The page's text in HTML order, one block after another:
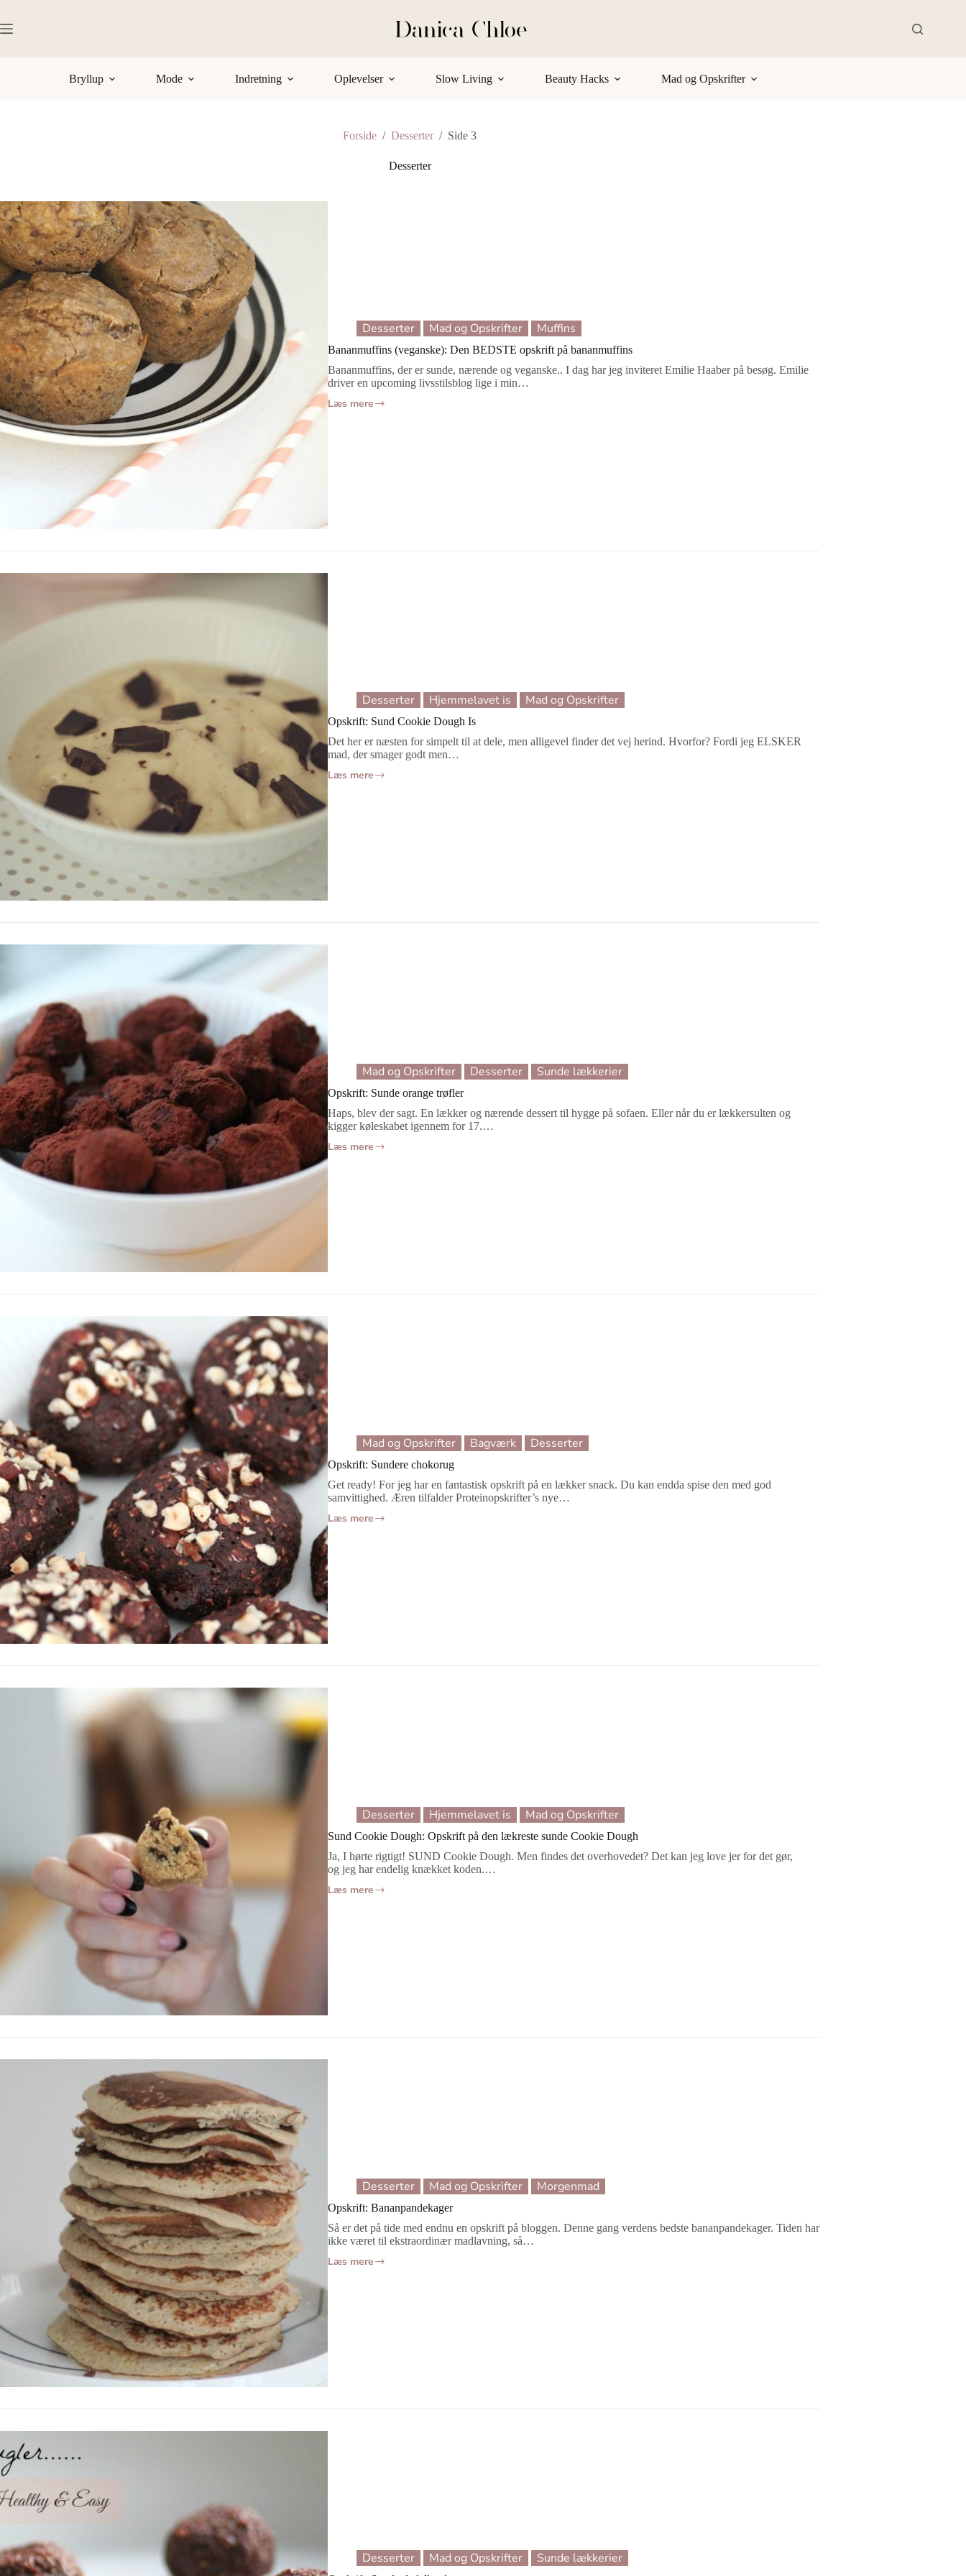
indhold
Bryllup Mode Indretning Oplevelser Slow Living Beauty Hacks Mad og Opskrifter
Forside / Desserter / Side 3
Desserter
Desserter Mad og Opskrifter Muffins
Bananmuffins (veganske): Den BEDSTE opskrift på bananmuffins
Bananmuffins, der er sunde, nærende og veganske.. I dag har jeg inviteret Emilie Haaber på besøg. Emilie
driver en upcoming livsstilsblog lige i min…
Læs mere
Bananmuffins
Desserter Hjemmelavet is Mad og Opskrifter
Opskrift: Sund Cookie Dough Is
Det her er næsten for simpelt til at dele, men alligevel finder det vej herind. Hvorfor? Fordi jeg ELSKER
mad, der smager godt men…
Læs mere
Opskrift:
Cookie
Mad og Opskrifter Desserter Sunde lækkerier
Opskrift: Sunde orange trøfler
Haps, blev der sagt. En lækker og nærende dessert til hygge på sofaen. Eller når du er lækkersulten og
kigger køleskabet igennem for 17.…
Læs mere
Opskrift:
Sunde
Mad og Opskrifter Bagværk Desserter
Opskrift: Sundere chokorug
Get ready! For jeg har en fantastisk opskrift på en lækker snack. Du kan endda spise den med god
samvittighed. Æren tilfalder Proteinopskrifter’s nye…
Læs mere
Opskrift:
Sundere
chokorug
Desserter Hjemmelavet is Mad og Opskrifter
Sund Cookie Dough: Opskrift på den lækreste sunde Cookie Dough
Ja, I hørte rigtigt! SUND Cookie Dough. Men findes det overhovedet? Det kan jeg love jer for det gør,
og jeg har endelig knækket koden.…
Læs mere
Sund
Dough
Desserter Mad og Opskrifter Morgenmad
Opskrift: Bananpandekager
Så er det på tide med endnu en opskrift på bloggen. Denne gang verdens bedste bananpandekager. Tiden har
ikke været til ekstraordinær madlavning, så…
Læs mere
Opskrift:
Desserter Mad og Opskrifter Sunde lækkerier